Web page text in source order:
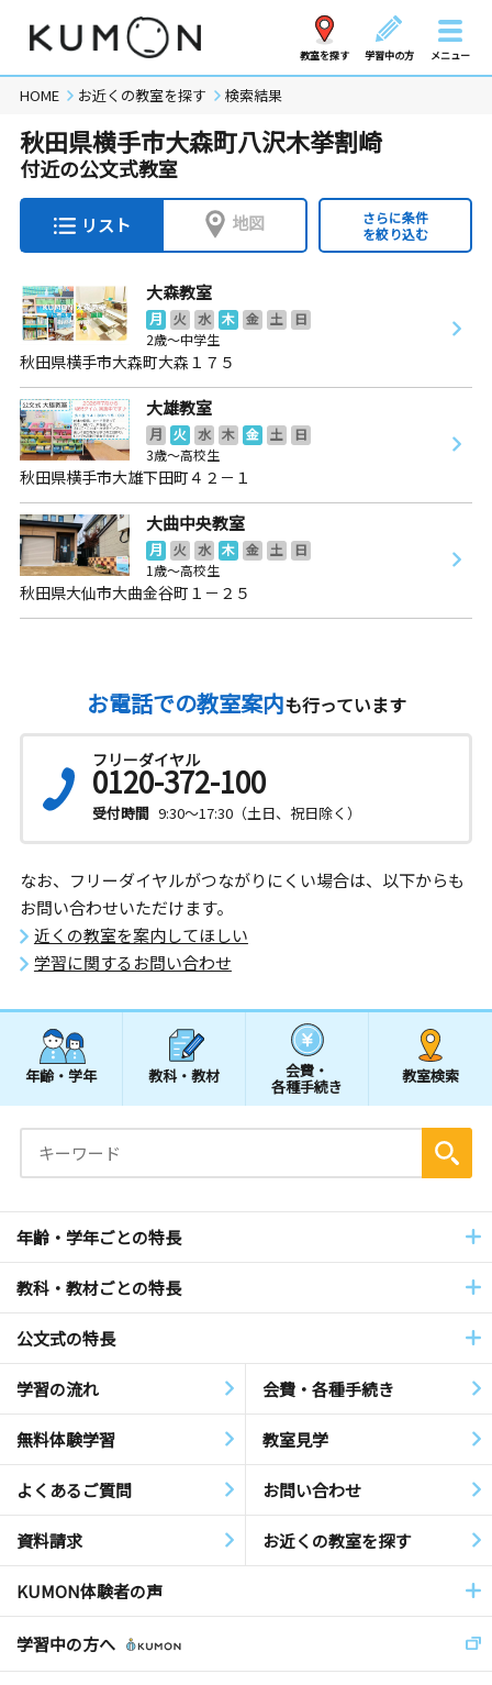
教室を探す 学習中の方 メニュー
HOME お近くの教室を探す 検索結果
秋田県横手市大森町八沢木挙割崎
付近の公文式教室
リスト 地図
さらに条件
を絞り込む
大森教室
月 火 水 木 金 土
日
2歳～中学生
秋田県横手市大森町大森１７５
大雄教室
月 火 水 木 金 土
日
3歳～高校生
秋田県横手市大雄下田町４２－１
大曲中央教室
月 火 水 木 金 土
日
1歳～高校生
秋田県大仙市大曲金谷町１－２５
お電話での教室案内も行っています
フリーダイヤル
0120-372-100
受付時間 9:30～17:30（土日、祝日除く）
なお、フリーダイヤルがつながりにくい場合は、以下からも
お問い合わせいただけます。
近くの教室を案内してほしい
学習に関するお問い合わせ
年齢・学年 教科・教材 会費・
各種手続き
教室検索
年齢・学年ごとの特長
教科・教材ごとの特長
公文式の特長
学習の流れ 会費・各種手続き
無料体験学習 教室見学
よくあるご質問 お問い合わせ
資料請求 お近くの教室を探す
KUMON体験者の声
学習中の方へ